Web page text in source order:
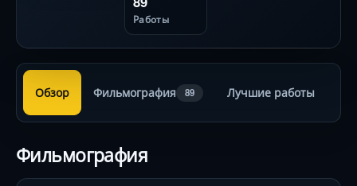
Работы
Обзор Фильмография 89 Лучшие работы
Фильмография